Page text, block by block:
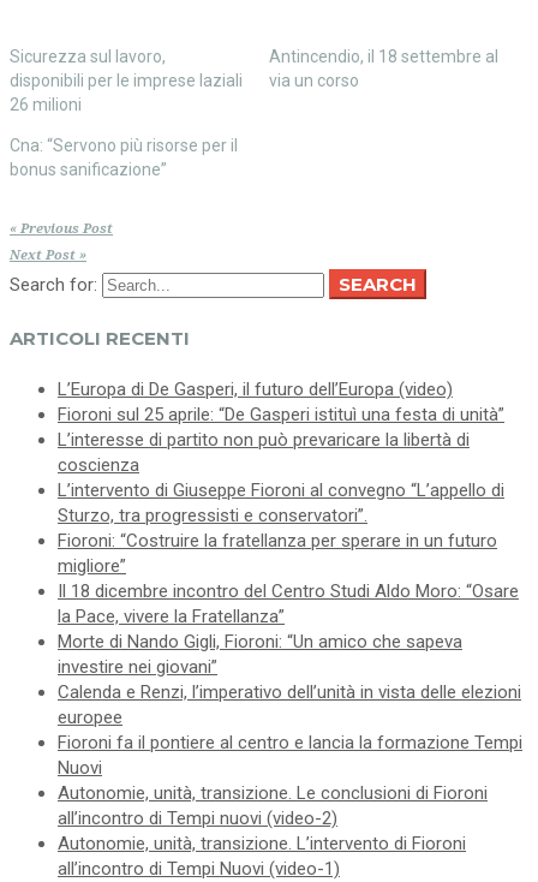
Sicurezza sul lavoro,
disponibili per le imprese laziali
26 milioni
Antincendio, il 18 settembre al
via un corso
Cna: “Servono più risorse per il
bonus sanificazione”
« Previous Post
Next Post »
Search for: SEARCH
ARTICOLI RECENTI
L’Europa di De Gasperi, il futuro dell’Europa (video)
Fioroni sul 25 aprile: “De Gasperi istituì una festa di unità”
L’interesse di partito non può prevaricare la libertà di
coscienza
L’intervento di Giuseppe Fioroni al convegno “L’appello di
Sturzo, tra progressisti e conservatori”.
Fioroni: “Costruire la fratellanza per sperare in un futuro
migliore”
Il 18 dicembre incontro del Centro Studi Aldo Moro: “Osare
la Pace, vivere la Fratellanza”
Morte di Nando Gigli, Fioroni: “Un amico che sapeva
investire nei giovani”
Calenda e Renzi, l’imperativo dell’unità in vista delle elezioni
europee
Fioroni fa il pontiere al centro e lancia la formazione Tempi
Nuovi
Autonomie, unità, transizione. Le conclusioni di Fioroni
all’incontro di Tempi nuovi (video-2)
Autonomie, unità, transizione. L’intervento di Fioroni
all’incontro di Tempi Nuovi (video-1)